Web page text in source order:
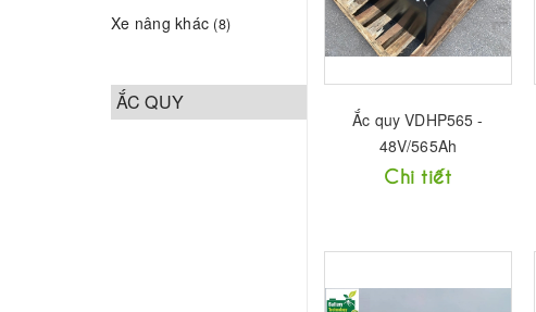
Ắc quy VDHP565 -
48V/565Ah
Chi tiết
Xe nâng khác (8)
ẮC QUY